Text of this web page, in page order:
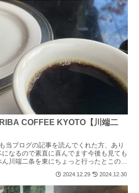
COFFEE KYOTO【川端二
当ブログの記事を読んでくれた方、あり
なるので素直に喜んでます今後も見ても
川端二条を東にちょっと行ったとこの、
2024.12.29 2024.12.30